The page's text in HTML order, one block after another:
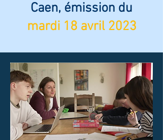
Caen, émission du
mardi 18 avril 2023